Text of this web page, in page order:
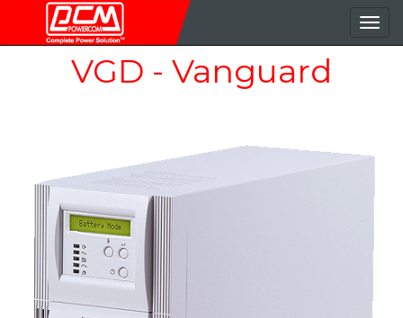
導
覽
VGD - Vanguard